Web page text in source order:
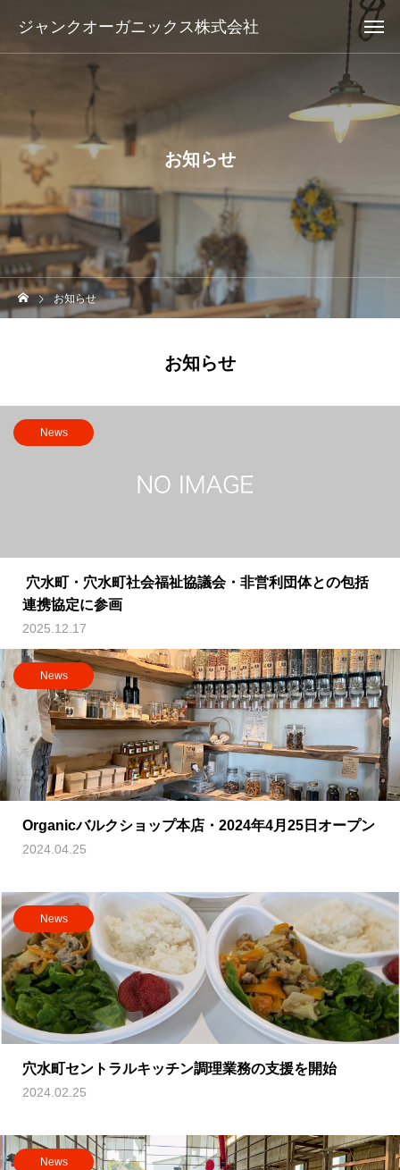
ジャンクオーガニックス株式会社
お知らせ
お知らせ
お知らせ
News
穴水町・穴水町社会福祉協議会・非営利団体との包括
連携協定に参画
2025.12.17
News
Organicバルクショップ本店・2024年4月25日オープン
2024.04.25
News
穴水町セントラルキッチン調理業務の支援を開始
2024.02.25
News